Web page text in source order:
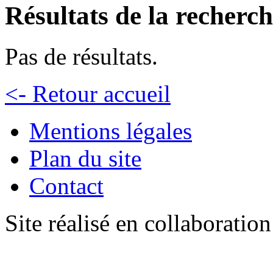
Résultats de la
Pas de résultats.
<- Retour accueil
Mentions légales
Plan du site
Contact
Site réalisé en